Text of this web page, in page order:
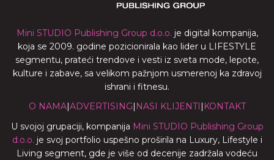
Mini STUDIO Publishing Group d.o.o. je digital kompanija,
koja se 2009. godine pozicionirala kao lider u LIFESTYLE
segmentu, prateći trendove i vesti iz sveta mode, lepote,
kulture i zabave, sa velikom pažnjom usmerenoj ka zdravoj
ishrani i fitnesu.
O NAMA|ADVERTISING| NASI KLIJENTI | KONTAKT
U svojoj grupaciji, kompanija Mini STUDIO Publishing Group
d.o.o. je svoj portfolio uspešno proširila na Luxury, Lifestyle i
Living segment, gde je više od decenije zadržala vodeću